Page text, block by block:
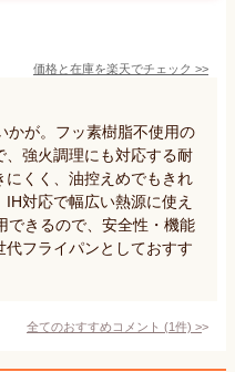
価格と在庫を楽天でチェック >>
かが。フッ素樹脂不使用の
強火調理にも対応する耐
にくく、油控えめでもきれ
対応で幅広い熱源に使え
できるので、安全性・機能
フライパンとしておすす
全てのおすすめコメント (1件) >